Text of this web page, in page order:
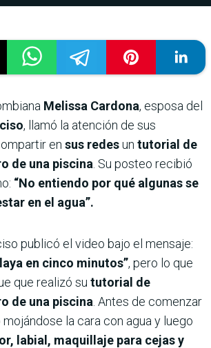
Melissa Cardona, esposa del
, llamó la atención de sus
en sus redesun tutorial de
de una piscina . Su posteo recibió
“No entiendo por qué algunas se
en el agua”.
publicó el video bajo el mensaje:
en cinco minutos”, pero lo que
que realizó su tutorial de
de una piscina . Antes de comenzar
mojándose la cara con agua y luego
labial, maquillaje para cejas y